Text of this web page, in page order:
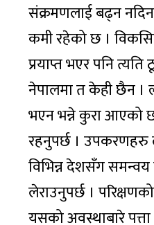
संक्रमणलाई बढ्न
कमी रहेको छ ।
प्रयाप्त भएर पनि
नेपालमा त केही छैन ।
भएन भन्ने कुरा आएको
रहनुपर्छ । उपकरणहरु
विभिन्न देशसँग
लेराउनुपर्छ ।
यसको अवस्थाबारे